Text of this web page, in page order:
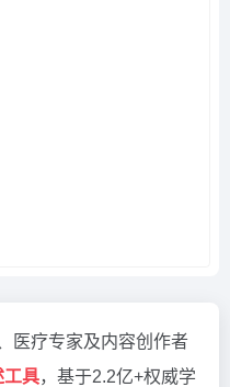
医疗专家及内容创作者
工具，基于2.2亿+权威学